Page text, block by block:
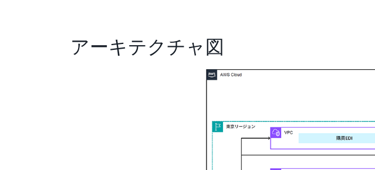
アーキテクチャ図